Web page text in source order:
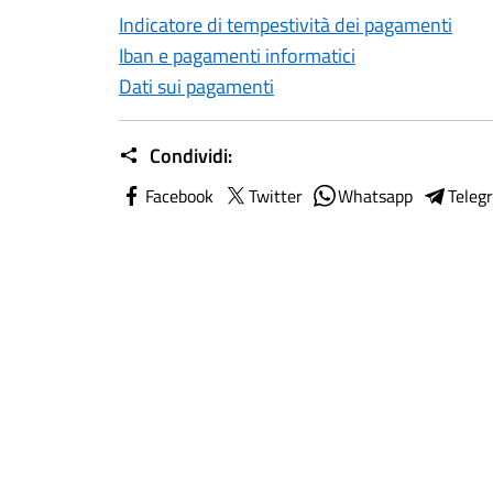
Indicatore di tempestività dei pagamenti
Iban e pagamenti informatici
Dati sui pagamenti
Condividi:
Facebook Twitter Whatsapp